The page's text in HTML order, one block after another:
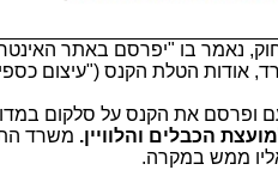
נאמר בו "יפרסם באתר
אודות הטלת הקנס ("עיצום
את הקנס על סלקום במדור
הכבלים והלוויין. משרד